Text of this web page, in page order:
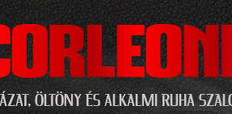
Ugrás a tartalomra
ÖLTÖNY ÉS ALKALMI RUHA